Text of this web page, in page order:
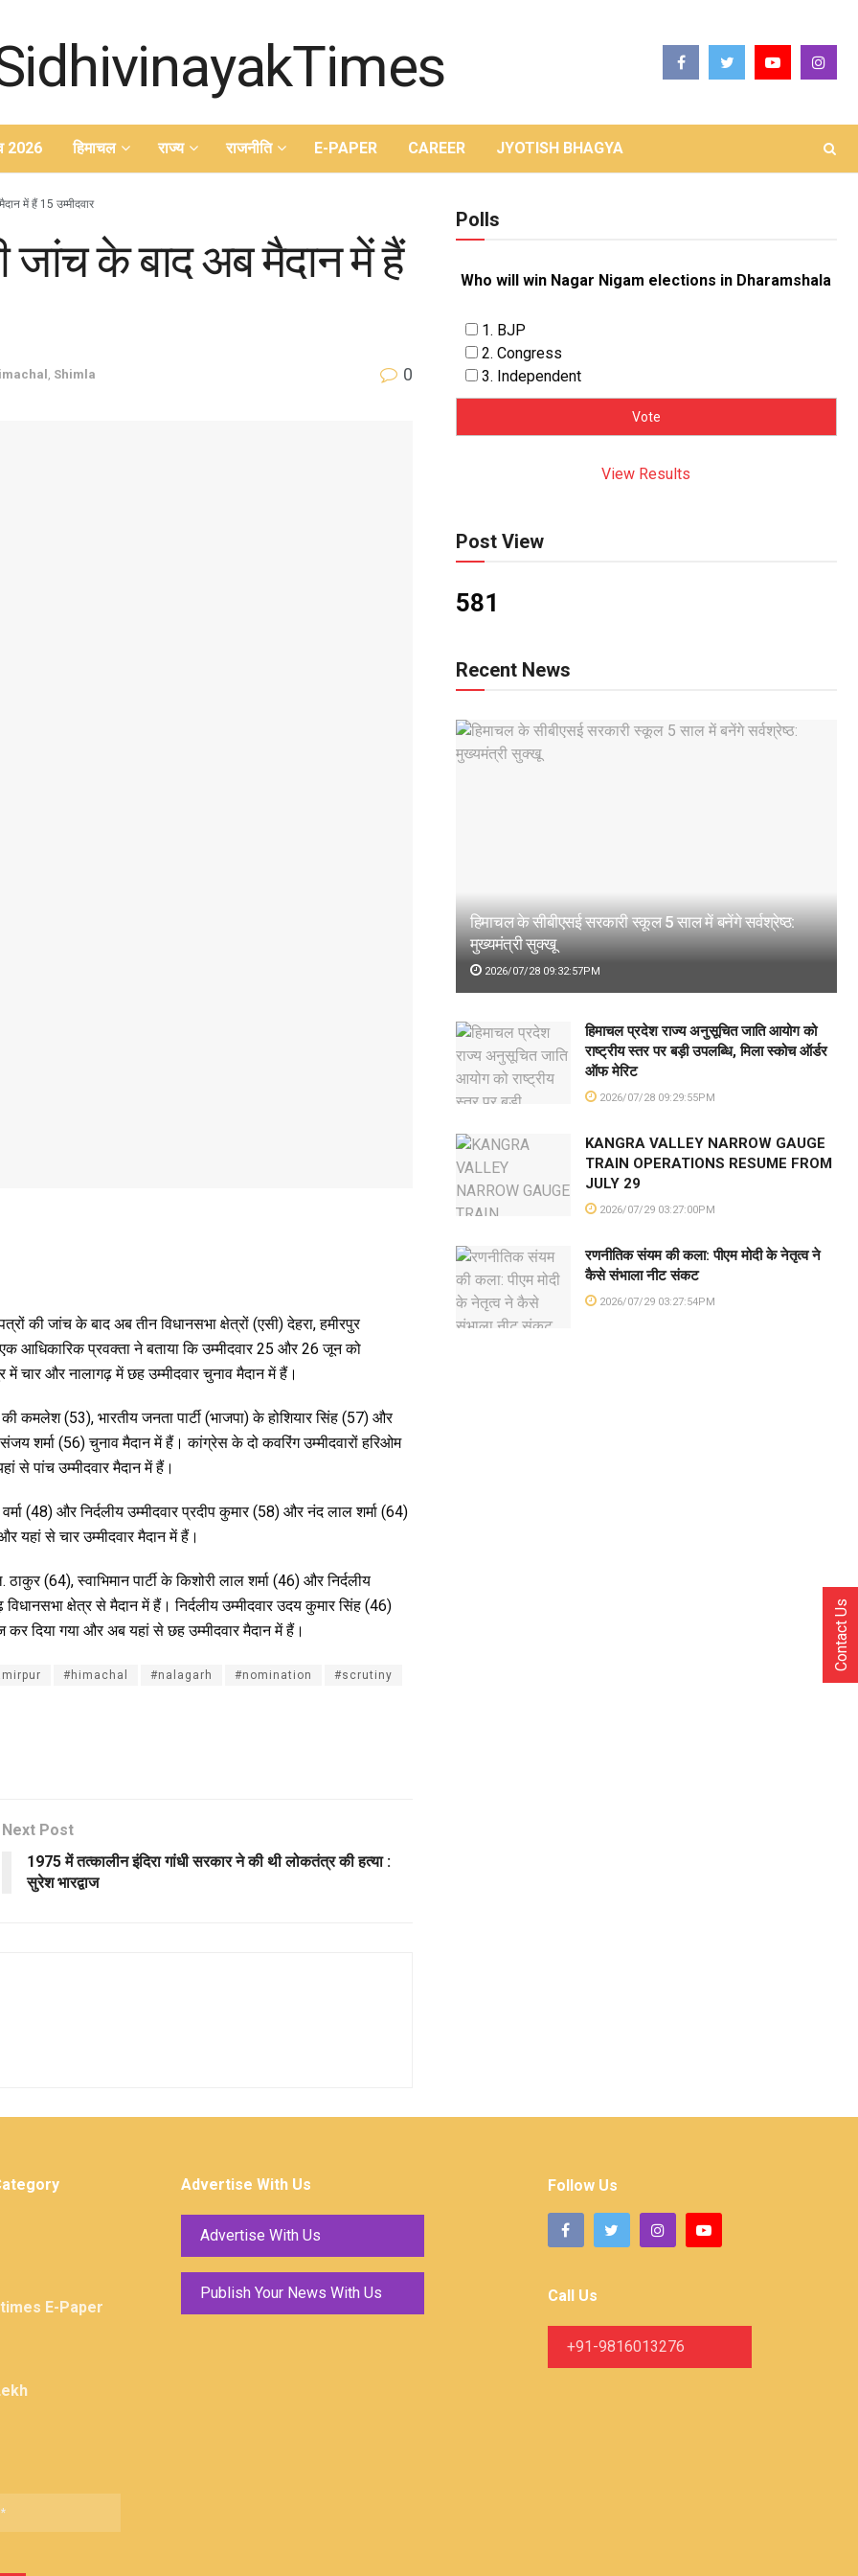
2026 हिमाचल राज्य राजनीति E-PAPER CAREER JYOTISH BHAGYA
में हैं 15 उम्मीदवार
जांच के बाद अब मैदान में हैं
, Shimla 0
की जांच के बाद अब तीन विधानसभा क्षेत्रों (एसी) देहरा, हमीरपुर
आधिकारिक प्रवक्ता ने बताया कि उम्मीदवार 25 और 26 जून को
चार और नालागढ़ में छह उम्मीदवार चुनाव मैदान में हैं।
कमलेश (53), भारतीय जनता पार्टी (भाजपा) के होशियार सिंह (57) और
शर्मा (56) चुनाव मैदान में हैं। कांग्रेस के दो कवरिंग उम्मीदवारों हरिओम
से पांच उम्मीदवार मैदान में हैं।
(48) और निर्दलीय उम्मीदवार प्रदीप कुमार (58) और नंद लाल शर्मा (64)
यहां से चार उम्मीदवार मैदान में हैं।
(64), स्वाभिमान पार्टी के किशोरी लाल शर्मा (46) और निर्दलीय
क्षेत्र से मैदान में हैं। निर्दलीय उम्मीदवार उदय कुमार सिंह (46)
कर दिया गया और अब यहां से छह उम्मीदवार मैदान में हैं।
#himachal #nalagarh #nomination #scrutiny
Next Post
1975 में तत्कालीन इंदिरा गांधी सरकार ने की थी लोकतंत्र की हत्या :
सुरेश भारद्वाज
Polls
Who will win Nagar Nigam elections in Dharamshala
1. BJP
2. Congress
3. Independent
View Results
Post View
581
Recent News
हिमाचल के सीबीएसई सरकारी स्कूल 5 साल में बनेंगे सर्वश्रेष्ठ:
मुख्यमंत्री सुक्खू
2026/07/28 09:32:57PM
हिमाचल प्रदेश राज्य अनुसूचित जाति आयोग को
राष्ट्रीय स्तर पर बड़ी उपलब्धि, मिला स्कोच ऑर्डर
ऑफ मेरिट
2026/07/28 09:29:55PM
KANGRA VALLEY NARROW GAUGE
TRAIN OPERATIONS RESUME FROM
JULY 29
2026/07/29 03:27:00PM
रणनीतिक संयम की कला: पीएम मोदी के नेतृत्व ने
कैसे संभाला नीट संकट
2026/07/29 03:27:54PM
E-Paper
Advertise With Us
Advertise With Us
Publish Your News With Us
Follow Us
Call Us
+91-9816013276
Contact Us